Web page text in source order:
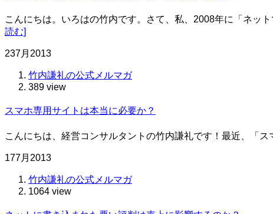
こんにちは。いろはの竹内です。さて、私、2008年に「ネ
読む]
237月 2013
竹内謙礼の公式メルマガ
389 view
スマホ専用サイトは本当に必要か？
こんにちは、経営コンサルタントの竹内謙礼です！最近、「
177月 2013
竹内謙礼の公式メルマガ
1064 view